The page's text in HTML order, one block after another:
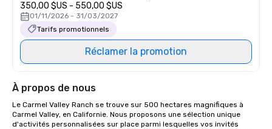
350,00 $US - 550,00 $US
01/11/2026 - 31/03/2027
Tarifs promotionnels
Réclamer la promotion
À propos de nous
Le Carmel Valley Ranch se trouve sur 500 hectares magnifiques à
Carmel Valley, en Californie. Nous proposons une sélection unique
d'activités personnalisées sur place parmi lesquelles vos invités